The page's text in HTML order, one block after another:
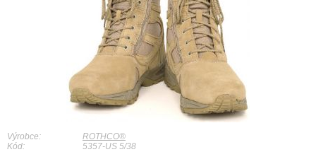
Výrobce:
ROTHCO®
Kód:
5357-US 5/38